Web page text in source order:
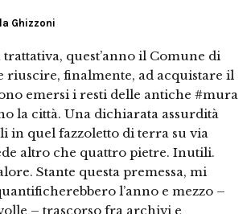
Ghizzoni
quest’anno il Comune di
riuscire, finalmente, ad acquistare il
emersi i resti delle antiche #mura
la città. Una dichiarata assurdità
in quel fazzoletto di terra su via
altro che quattro pietre. Inutili.
Stante questa premessa, mi
l’anno e mezzo –
– trascorso fra archivi e